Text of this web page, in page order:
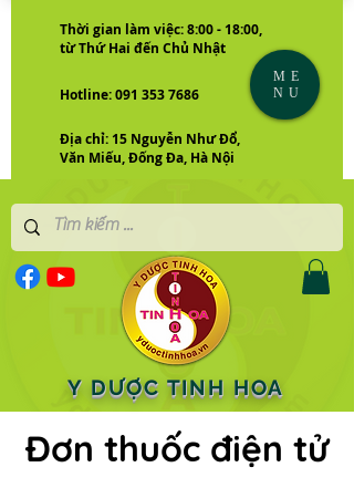
Thời gian làm việc: 8:00 - 18:00,
từ Thứ Hai đến Chủ Nhật
Hotline: 091 353 7686
Địa chỉ: 15 Nguyễn Như Đổ,
Văn Miếu, Đống Đa, Hà Nội
Y DƯỢC TINH HOA
ME
NU
Đơn thuốc điện tử